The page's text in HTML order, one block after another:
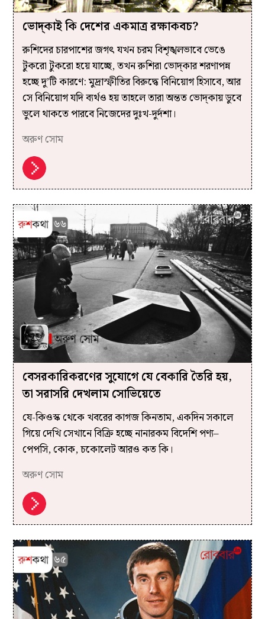
ভোদ্‌কাই কি দেশের একমাত্র রক্ষাকবচ?
রুশিদের চারপাশের জগৎ যখন চরম বিশৃঙ্খলভাবে ভেঙে
টুকরো টুকরো হয়ে যাচ্ছে, তখন রুশিরা ভোদ্‌কার শরণাপন্ন
হচ্ছে দু’টি কারণে: মুদ্রাস্ফীতির বিরুদ্ধে বিনিয়োগ হিসাবে, আর
সে বিনিয়োগ যদি ব্যর্থও হয় তাহলে তারা অন্তত ভোদ্‌কায় ডুবে
ভুলে থাকতে পারবে নিজেদের দুঃখ-দুর্দশা।
অরুণ সোম
বেসরকারিকরণের সুযোগে যে বেকারি তৈরি হয়,
তা সরাসরি দেখলাম সোভিয়েতে
যে-কিওস্ক থেকে খবরের কাগজ কিনতাম, একদিন সকালে
গিয়ে দেখি সেখানে বিক্রি হচ্ছে নানারকম বিদেশি পণ্য–
পেপসি, কোক, চকোলেট আরও কত কি।
অরুণ সোম